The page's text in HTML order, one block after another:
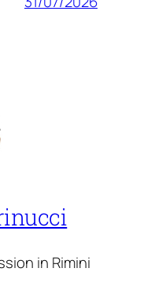
in Rimini